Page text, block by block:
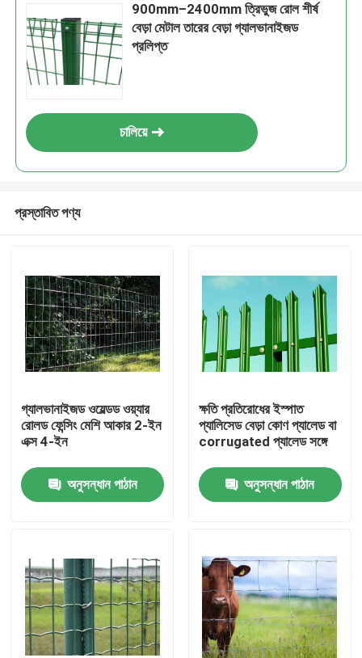
পণ্য
আমাদের সম্বন্ধে
900mm–2400mm ত্রিভুজ রোল শীর্ষ
বেড়া মেটাল তারের বেড়া গ্যালভানাইজড
প্রলিপ্ত
চালিয়ে
প্রস্তাবিত পণ্য
গ্যালভানাইজড ওয়েল্ডড ওয়্যার
রোলড ফেন্সিং মেশি আকার 2-ইন
এক্স 4-ইন
অনুসন্ধান পাঠান
ক্ষতি প্রতিরোধের ইস্পাত
প্যালিসেড বেড়া কোণ প্যালেড বা
corrugated প্যালেড সঙ্গে
অনুসন্ধান পাঠান